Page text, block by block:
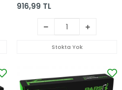
916,99 TL
Stokta Yok